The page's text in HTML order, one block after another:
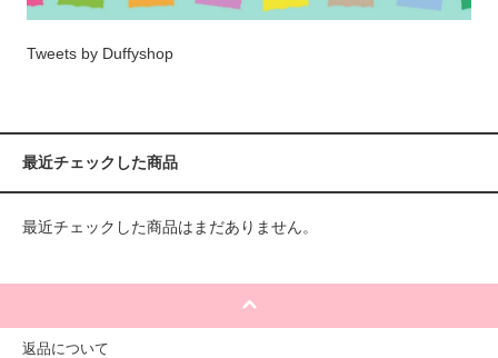
Tweets by Duffyshop
最近チェックした商品
最近チェックした商品はまだありません。
返品について